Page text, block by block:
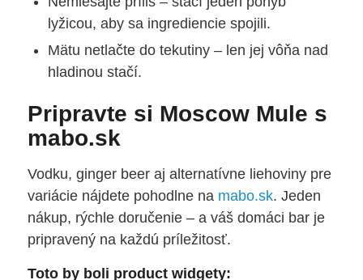
lyžicou, aby sa ingrediencie spojili.
Mätu netlačte do tekutiny – len jej vôňa nad
hladinou stačí.
Pripravte si Moscow Mule s
mabo.sk
Vodku, ginger beer aj alternatívne liehoviny pre
variácie nájdete pohodlne na mabo.sk. Jeden
nákup, rýchle doručenie – a váš domáci bar je
pripravený na každú príležitosť.
Toto by boli product widgety: